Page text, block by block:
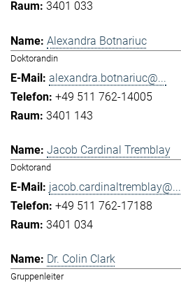
3401 033
Alexandra Botnariuc
Doktorandin
alexandra.botnariuc@...
+49 511 762-14005
3401 143
Jacob Cardinal Tremblay
Doktorand
jacob.cardinaltremblay@...
+49 511 762-17188
3401 034
Dr. Colin Clark
Gruppenleiter